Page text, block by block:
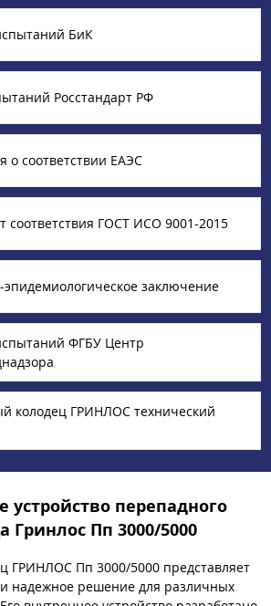
БиК
Росстандарт РФ
о соответствии ЕАЭС
соответствия ГОСТ ИСО 9001-2015
заключение
ФГБУ Центр
колодец ГРИНЛОС технический
устройство перепадного
Гринлос Пп 3000/5000
ГРИНЛОС Пп 3000/5000 представляет
надежное решение для различных